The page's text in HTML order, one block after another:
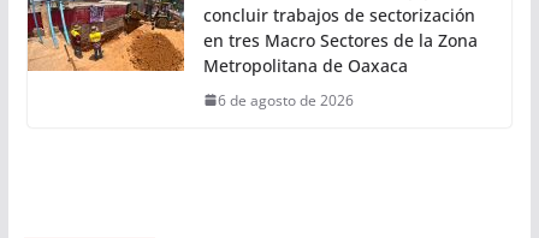
concluir trabajos de sectorización
en tres Macro Sectores de la Zona
Metropolitana de Oaxaca
6 de agosto de 2026